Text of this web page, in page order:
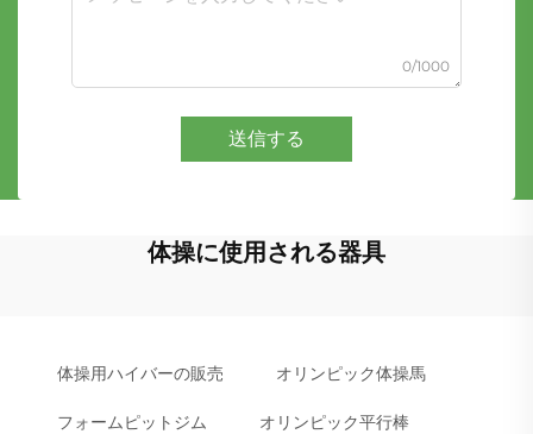
0/1000
送信する
体操に使用される器具
体操用ハイバーの販売 オリンピック体操馬
フォームピットジム オリンピック平行棒